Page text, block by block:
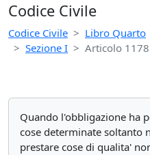
Codice Civile
Codice Civile Libro Quarto
Sezione I
Articolo 1178
Quando l'obbligazione ha
cose determinate soltanto
prestare cose di qualita'